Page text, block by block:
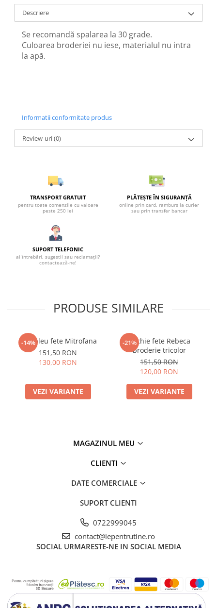
Descriere
Se recomandă spalarea la 30 grade.
Culoarea broderiei nu iese, materialul nu intra
la apă.
Informatii conformitate produs
Review-uri(0)
TRANSPORT GRATUIT
pentru toate comenzile cu valoare
peste 250 lei
PLĂTEȘTE ÎN SIGURANȚĂ
online prin card, ramburs la curier
sau prin transfer bancar
SUPORT TELEFONIC
ai întrebări, sugestii sau reclamații?
contactează-ne!
PRODUSE SIMILARE
-14%
Compleu fete Mitrofana
151,50 RON
130,00 RON
VEZI VARIANTE
-21%
Rochie fete Rebeca
broderie tricolor
151,50 RON
120,00 RON
VEZI VARIANTE
MAGAZINUL MEU
CLIENTI
DATE COMERCIALE
SUPORT CLIENTI
0722999045
contact@iepentrutine.ro
SOCIAL URMARESTE-NE IN SOCIAL MEDIA